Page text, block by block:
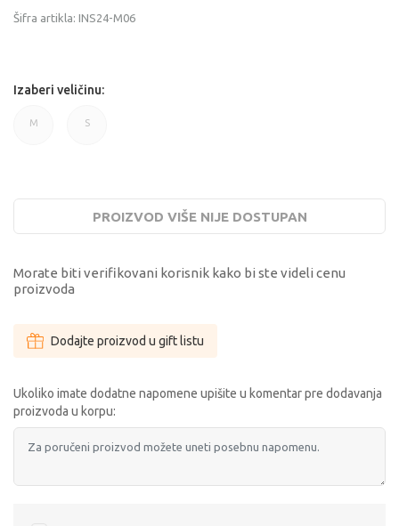
Šifra artikla: INS24-M06
Izaberi veličinu:
M S
PROIZVOD VIŠE NIJE DOSTUPAN
Morate biti verifikovani korisnik kako bi ste videli cenu
proizvoda
Dodajte proizvod u gift listu
Ukoliko imate dodatne napomene upišite u komentar pre dodavanja
proizvoda u korpu: